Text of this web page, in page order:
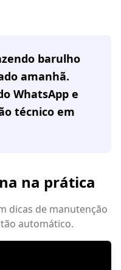
barulho
amanhã.
WhatsApp e
técnico em
na prática
dicas de manutenção
automático.